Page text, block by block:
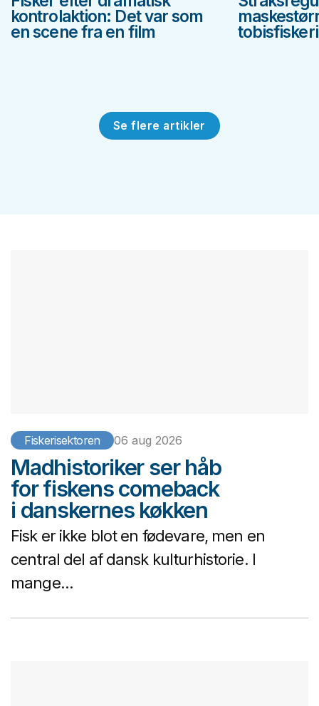
kontrolaktion: Det var som
en scene fra en film
Se flere artikler
Fiskerisektoren 06 aug 2026
Madhistoriker ser håb
for fiskens comeback
i danskernes køkken
Fisk er ikke blot en fødevare, men en
central del af dansk kulturhistorie. I
mange...